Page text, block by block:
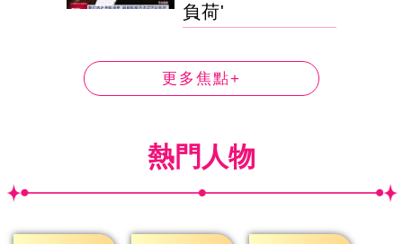
負荷'
更多焦點+
熱門人物